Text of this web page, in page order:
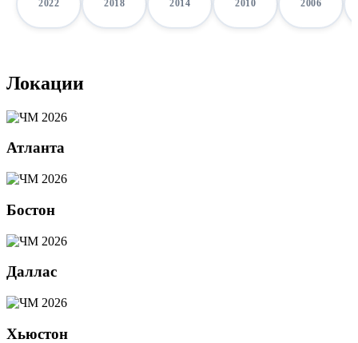
2022 2018 2014 2010 2006
Локации
Атланта
Бостон
Даллас
Хьюстон